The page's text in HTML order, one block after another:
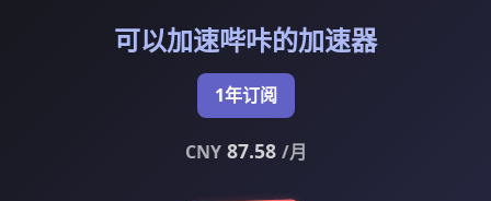
可以加速哔咔的加速器
1年订阅
CNY87.58 /月